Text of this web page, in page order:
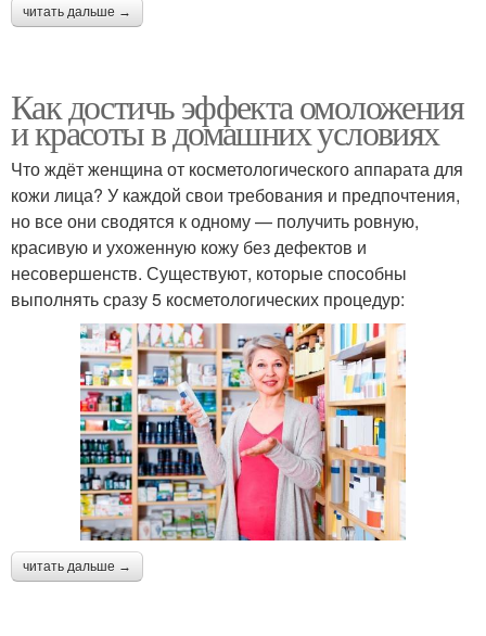
читать дальше →
Как достичь эффекта омоложения
и красоты в домашних условиях
Что ждёт женщина от косметологического аппарата для
кожи лица? У каждой свои требования и предпочтения,
но все они сводятся к одному — получить ровную,
красивую и ухоженную кожу без дефектов и
несовершенств. Существуют, которые способны
выполнять сразу 5 косметологических процедур:
читать дальше →